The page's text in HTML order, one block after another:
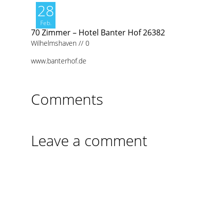
28
Feb.
70 Zimmer – Hotel Banter Hof 26382
Wilhelmshaven // 0
www.banterhof.de
Comments
Leave a comment